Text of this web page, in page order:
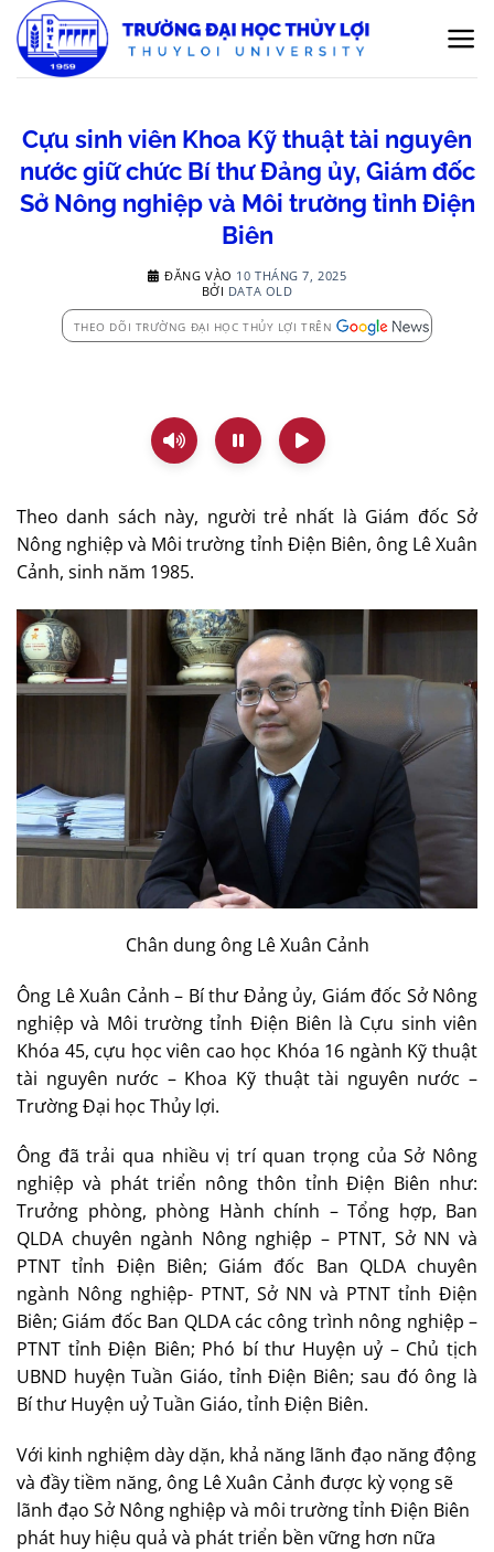
qua
nội
Cựu sinh viên Khoa Kỹ thuật tài nguyên
nước giữ chức Bí thư Đảng ủy, Giám đốc
Sở Nông nghiệp và Môi trường tỉnh Điện
Biên
ĐĂNG VÀO 10 THÁNG 7, 2025
BỞI DATA OLD
THEO DÕI TRƯỜNG ĐẠI HỌC THỦY LỢI TRÊN
Theo danh sách này, người trẻ nhất là Giám đốc Sở
Nông nghiệp và Môi trường tỉnh Điện Biên, ông Lê Xuân
Cảnh, sinh năm 1985.
Chân dung ông Lê Xuân Cảnh
Ông Lê Xuân Cảnh – Bí thư Đảng ủy, Giám đốc Sở Nông
nghiệp và Môi trường tỉnh Điện Biên là Cựu sinh viên
Khóa 45, cựu học viên cao học Khóa 16 ngành Kỹ thuật
tài nguyên nước – Khoa Kỹ thuật tài nguyên nước –
Trường Đại học Thủy lợi.
Ông đã trải qua nhiều vị trí quan trọng của Sở Nông
nghiệp và phát triển nông thôn tỉnh Điện Biên như:
Trưởng phòng, phòng Hành chính – Tổng hợp, Ban
QLDA chuyên ngành Nông nghiệp – PTNT, Sở NN và
PTNT tỉnh Điện Biên; Giám đốc Ban QLDA chuyên
ngành Nông nghiệp- PTNT, Sở NN và PTNT tỉnh Điện
Biên; Giám đốc Ban QLDA các công trình nông nghiệp –
PTNT tỉnh Điện Biên; Phó bí thư Huyện uỷ – Chủ tịch
UBND huyện Tuần Giáo, tỉnh Điện Biên; sau đó ông là
Bí thư Huyện uỷ Tuần Giáo, tỉnh Điện Biên.
Với kinh nghiệm dày dặn, khả năng lãnh đạo năng động
và đầy tiềm năng, ông Lê Xuân Cảnh được kỳ vọng sẽ
lãnh đạo Sở Nông nghiệp và môi trường tỉnh Điện Biên
phát huy hiệu quả và phát triển bền vững hơn nữa